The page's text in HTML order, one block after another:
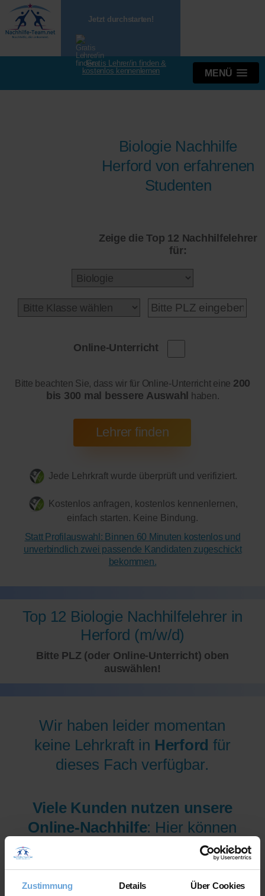
Zustimmung Details Über Cookies
Jetzt durchstarten!
Gratis Lehrer/in finden &
kostenlos kennenlernen
MENÜ
Biologie Nachhilfe
Herford von erfahrenen
Studenten
Zeige die Top 12 Nachhilfelehrer
für:
Online-Unterricht
Bitte beachten Sie, dass wir für Online-Unterricht eine 200
bis 300 mal bessere Auswahl haben.
Jede Lehrkraft wurde überprüft und verifiziert.
Kostenlos anfragen, kostenlos kennenlernen,
einfach starten. Keine Bindung.
Statt Profilauswahl: Binnen 60 Minuten kostenlos und
unverbindlich zwei passende Kandidaten zugeschickt
bekommen.
Top 12 Biologie Nachhilfelehrer in
Herford (m/w/d)
Bitte PLZ (oder Online-Unterricht) oben
auswählen!
Wir haben leider momentan
keine Lehrkraft in Herford für
dieses Fach verfügbar.
Viele Kunden nutzen unsere
Online-Nachhilfe: Hier können
wir Ihnen aus mehr als 300
Lehrer/innen pro Fach und
Niveau die am besten